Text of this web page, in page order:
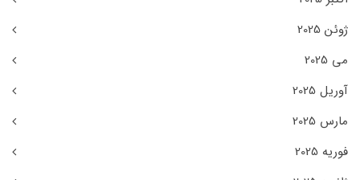
ژوئن 2025
می 2025
آوریل 2025
مارس 2025
فوریه 2025